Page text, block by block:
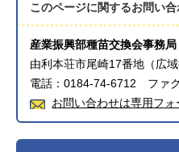
このページに関するお問い
産業振興部種苗交換会事務局
由利本荘市尾崎17番地（広域
電話：0184-74-6712 ファ
お問い合わせは専用フォ